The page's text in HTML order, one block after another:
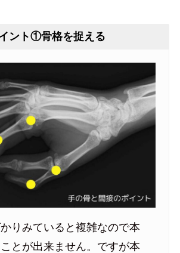
ント①骨格を捉える
りみていると複雑なので本
とが出来ません。ですが本